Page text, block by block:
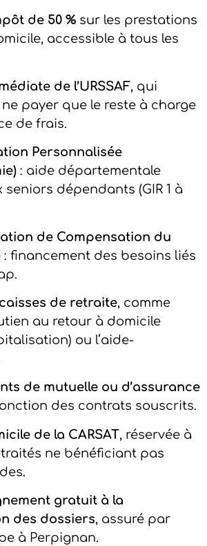
de 50 % sur les prestations
accessible à tous les
de l’URSSAF, qui
payer que le reste à charge
de frais.
Personnalisée
: aide départementale
seniors dépendants (GIR 1 à
de Compensation du
: financement des besoins liés
de retraite, comme
au retour à domicile
ou l’aide-
de mutuelle ou d’assurance
des contrats souscrits.
de la CARSAT, réservée à
ne bénéficiant pas
gratuit à la
des dossiers, assuré par
à Perpignan.